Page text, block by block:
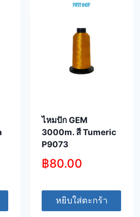
ไหมปัก GEM
3000m. สี Tumeric
P9073
฿80.00
หยิบใส่ตะกร้า